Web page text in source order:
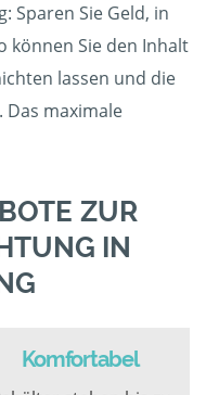
Sparen Sie Geld, in
können Sie den Inhalt
lassen und die
maximale
ZUR
IN
Komfortabel